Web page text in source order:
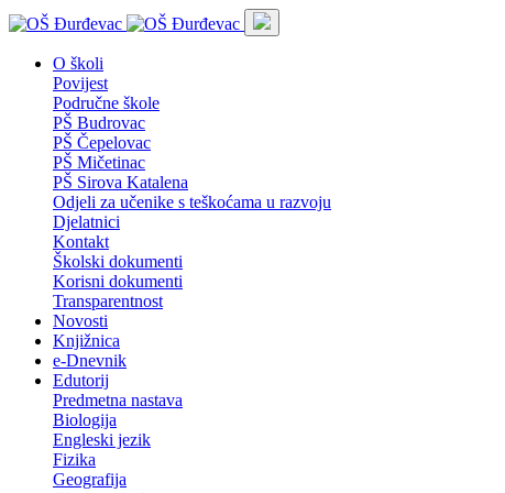
O školi
Povijest
Područne škole
PŠ Budrovac
PŠ Čepelovac
PŠ Mičetinac
PŠ Sirova Katalena
Odjeli za učenike s teškoćama u razvoju
Djelatnici
Kontakt
Školski dokumenti
Korisni dokumenti
Transparentnost
Novosti
Knjižnica
e-Dnevnik
Edutorij
Predmetna nastava
Biologija
Engleski jezik
Fizika
Geografija